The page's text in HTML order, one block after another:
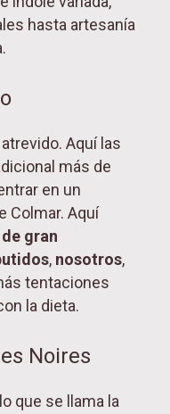
hasta artesanía
Aquí las
más de
en un
Colmar. Aquí
gran
, nosotros,
tentaciones
la dieta.
Noires
que se llama la